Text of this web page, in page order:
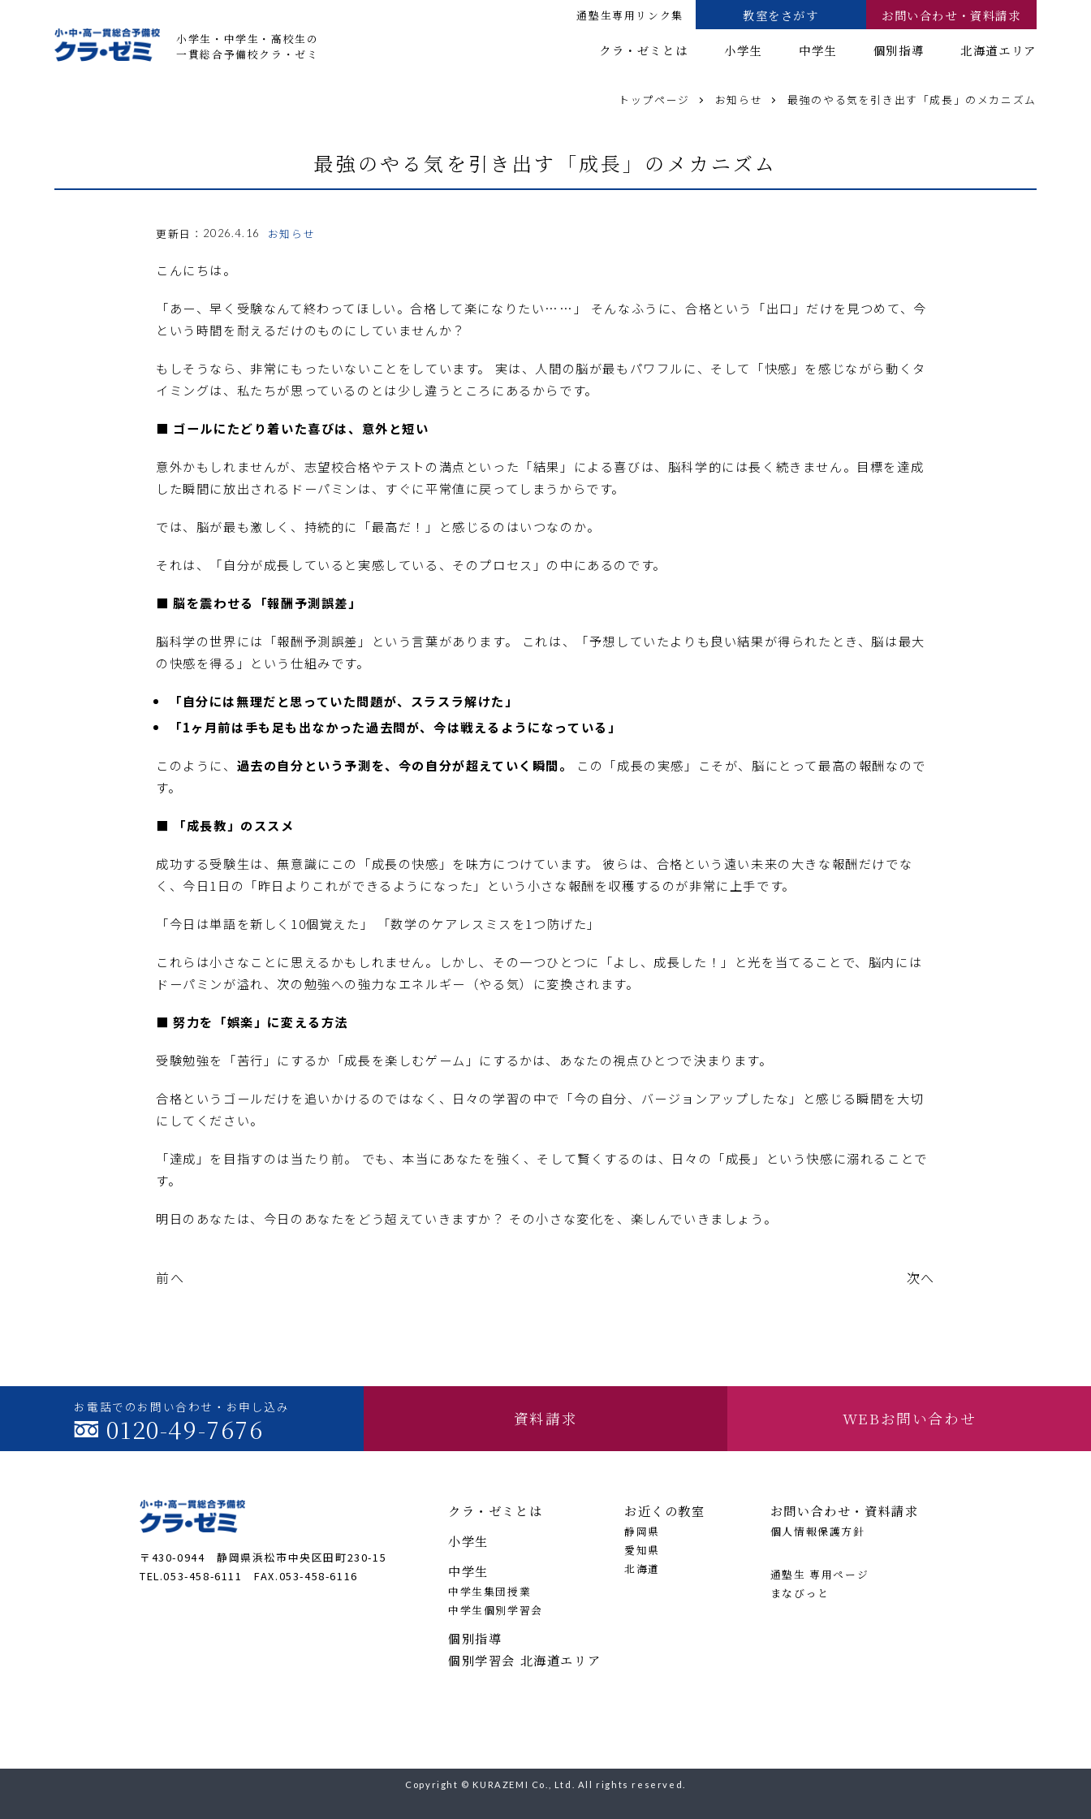
小学生・中学生・高校生の
一貫総合予備校クラ・ゼミ
通塾生専用リンク集 教室をさがす お問い合わせ・資料請求
クラ・ゼミとは 小学生 中学生 個別指導 北海道エリア
トップページ お知らせ 最強のやる気を引き出す「成長」のメカニズム
最強のやる気を引き出す「成長」のメカニズム
更新日： 2026.4.16 お知らせ
こんにちは。
「あー、早く受験なんて終わってほしい。合格して楽になりたい……」 そんなふうに、合格という「出口」だけを見つめて、今
という時間を耐えるだけのものにしていませんか？
もしそうなら、非常にもったいないことをしています。 実は、人間の脳が最もパワフルに、そして「快感」を感じながら動くタ
イミングは、私たちが思っているのとは少し違うところにあるからです。
■ ゴールにたどり着いた喜びは、意外と短い
意外かもしれませんが、志望校合格やテストの満点といった「結果」による喜びは、脳科学的には長く続きません。目標を達成
した瞬間に放出されるドーパミンは、すぐに平常値に戻ってしまうからです。
では、脳が最も激しく、持続的に「最高だ！」と感じるのはいつなのか。
それは、「自分が成長していると実感している、そのプロセス」の中にあるのです。
■ 脳を震わせる「報酬予測誤差」
脳科学の世界には「報酬予測誤差」という言葉があります。 これは、「予想していたよりも良い結果が得られたとき、脳は最大
の快感を得る」という仕組みです。
「自分には無理だと思っていた問題が、スラスラ解けた」
「1ヶ月前は手も足も出なかった過去問が、今は戦えるようになっている」
このように、 過去の自分という予測を、今の自分が超えていく瞬間。
この「成長の実感」こそが、脳にとって最高の報酬なので
す。
■ 「成長教」のススメ
成功する受験生は、無意識にこの「成長の快感」を味方につけています。 彼らは、合格という遠い未来の大きな報酬だけでな
く、今日1日の「昨日よりこれができるようになった」という小さな報酬を収穫するのが非常に上手です。
「今日は単語を新しく10個覚えた」 「数学のケアレスミスを1つ防げた」
これらは小さなことに思えるかもしれません。しかし、その一つひとつに「よし、成長した！」と光を当てることで、脳内には
ドーパミンが溢れ、次の勉強への強力なエネルギー（やる気）に変換されます。
■ 努力を「娯楽」に変える方法
受験勉強を「苦行」にするか「成長を楽しむゲーム」にするかは、あなたの視点ひとつで決まります。
合格というゴールだけを追いかけるのではなく、日々の学習の中で「今の自分、バージョンアップしたな」と感じる瞬間を大切
にしてください。
「達成」を目指すのは当たり前。 でも、本当にあなたを強く、そして賢くするのは、日々の「成長」という快感に溺れることで
す。
明日のあなたは、今日のあなたをどう超えていきますか？ その小さな変化を、楽しんでいきましょう。
前へ 次へ
お電話でのお問い合わせ・お申し込み
0120-49-7676 資料請求 WEBお問い合わせ
〒430-0944 静岡県浜松市中央区田町230-15
TEL.053-458-6111 FAX.053-458-6116
クラ・ゼミとは
小学生
中学生
中学生集団授業
中学生個別学習会
個別指導
個別学習会 北海道エリア
お近くの教室
静岡県
愛知県
北海道
お問い合わせ・資料請求
個人情報保護方針
通塾生 専用ページ
まなびっと
Copyright © KURAZEMI Co., Ltd. All rights reserved.